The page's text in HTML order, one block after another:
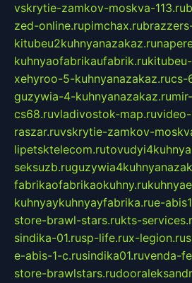
vskrytie-zamkov-moskva-113.ru
zed-online.rupimchax.ru
kitubeu2kuhnyanazakaz.ru
kuhnyaofabrikaufabrik.ru
xehyroo-5-kuhnyanazakaz.rucs-
guzywia-4-kuhnyanazakaz.ru
cs68.ruvladivostok-map.ru
raszar.ruvskrytie-zamkov-
lipetsktelecom.ru
seksuzb.ru
fabrikaofabrikaokuhny.ru
kuhnyaykuhnyayfabrika.rue-
store-brawl-stars.rukts-
sindika-01.rusp-life.rux-legion.ru
e-abis-1-c.rusindika01.ruvenda-
store-brawlstars.ru